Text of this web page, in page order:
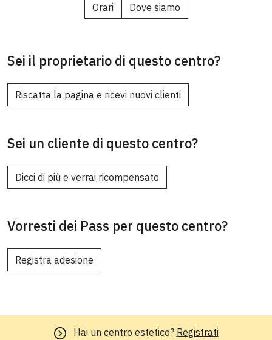
Orari Dove siamo
Sei il proprietario di questo centro?
Riscatta la pagina e ricevi nuovi clienti
Sei un cliente di questo centro?
Dicci di più e verrai ricompensato
Vorresti dei Pass per questo centro?
Registra adesione
Hai un centro estetico? Registrati